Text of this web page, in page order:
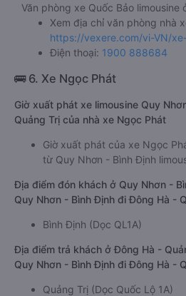
Văn phòng xe Quốc Bảo limousine
Xem địa chỉ văn phòng nhà
https://vexere.com/vi-VN/
Điện thoại: 1900 888684
🚌 6. Xe Ngọc Phát
Giờ xuất phát xe limousine Quy
Quảng Trị của nhà xe Ngọc Phát
Giờ xuất phát của xe Ngọc
từ Quy Nhơn - Bình Định
Địa điểm đón khách ở Quy Nhơn -
Quy Nhơn - Bình Định đi Đông Hà -
Bình Định (Dọc QL1A)
Địa điểm trả khách ở Đông Hà -
Quy Nhơn - Bình Định đi Đông Hà -
Quảng Trị (Dọc Quốc Lộ 1A)